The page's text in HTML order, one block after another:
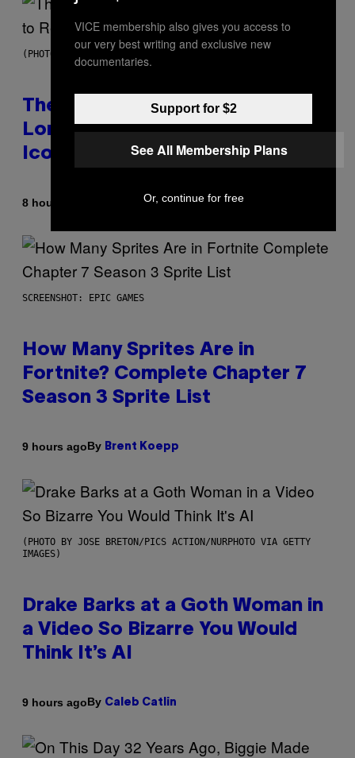
(PHOTO BY PEDRO BECERRA/GETTY IMAGES FOR LIVE NATION)
The Weeknd Says He’s No
Longer Going To Retire His
Iconic Moniker
8 hours ago Caleb Catlin
SCREENSHOT: EPIC GAMES
How Many Sprites Are in
Fortnite? Complete Chapter 7
Season 3 Sprite List
9 hours agoBy Brent Koepp
(PHOTO BY JOSE BRETON/PICS ACTION/NURPHOTO VIA GETTY
IMAGES)
Drake Barks at a Goth Woman in
a Video So Bizarre You Would
Think It’s AI
9 hours agoBy Caleb Catlin
VICE membership also gives you access to
our very best writing and exclusive new
documentaries.
Support for $2
See All Membership Plans
Or, continue for free